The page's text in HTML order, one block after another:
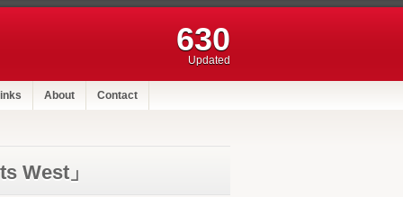
630
Updated
About Contact
West」